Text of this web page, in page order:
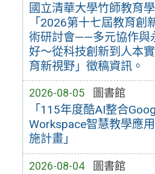
國立清華大學竹師教育
「2026第十七屆教育創
術研討會——多元協作與
好～從科技創新到人本
育新視野」徵稿資訊。
2026-08-05 圖書館
「115年度酷AI整合
Workspace智慧教學應
施計畫」
2026-08-04 圖書館